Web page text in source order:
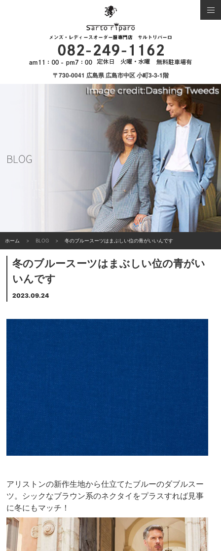
〒730-0041 広島県 広島市中区 小町3-3-1階
BLOG
ホーム BLOG 冬のブルースーツはまぶしい位の青がいいんです
冬のブルースーツはまぶしい位の青がい
いんです
2023.09.24
アリストンの新作生地から仕立てたブルーのダブルスー
ツ。シックなブラウン系のネクタイをプラスすれば見事
に冬にもマッチ！